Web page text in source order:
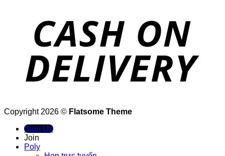
Copyright 2026 © Flatsome Theme
Sign Up
Join
Poly